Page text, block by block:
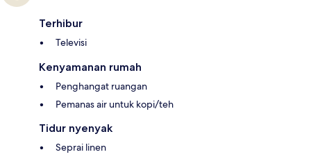
Terhibur
Televisi
Kenyamanan rumah
Penghangat ruangan
Pemanas air untuk kopi/teh
Tidur nyenyak
Seprai linen